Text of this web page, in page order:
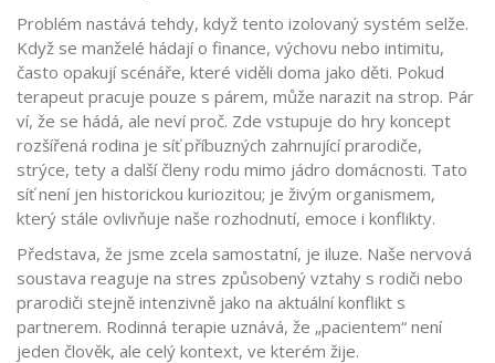
Problém nastává tehdy, když tento izolovaný systém selže.
Když se manželé hádají o finance, výchovu nebo intimitu,
často opakují scénáře, které viděli doma jako děti. Pokud
terapeut pracuje pouze s párem, může narazit na strop. Pár
ví, že se hádá, ale neví proč. Zde vstupuje do hry koncept
rozšířená rodina je síť příbuzných zahrnující prarodiče,
strýce, tety a další členy rodu mimo jádro domácnosti. Tato
síť není jen historickou kuriozitou; je živým organismem,
který stále ovlivňuje naše rozhodnutí, emoce i konflikty.
Představa, že jsme zcela samostatní, je iluze. Naše nervová
soustava reaguje na stres způsobený vztahy s rodiči nebo
prarodiči stejně intenzivně jako na aktuální konflikt s
partnerem. Rodinná terapie uznává, že „pacientem“ není
jeden člověk, ale celý kontext, ve kterém žije.